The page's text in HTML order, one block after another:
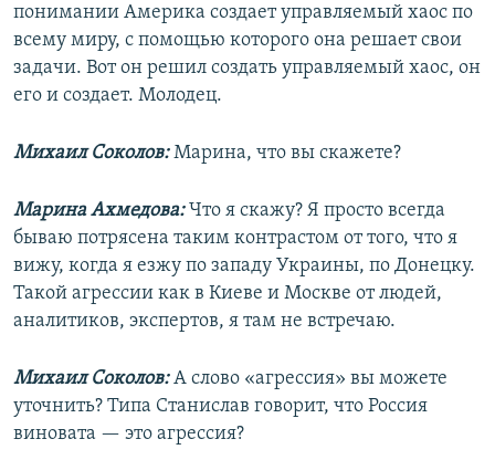
понимании Америка создает управляемый хаос по
всему миру, с помощью которого она решает свои
задачи. Вот он решил создать управляемый хаос, он
его и создает. Молодец.
Михаил Соколов:Марина, что вы скажете?
Марина Ахмедова: Что я скажу? Я просто всегда
бываю потрясена таким контрастом от того, что я
вижу, когда я езжу по западу Украины, по Донецку.
Такой агрессии как в Киеве и Москве от людей,
аналитиков, экспертов, я там не встречаю.
Михаил Соколов:А слово «агрессия» вы можете
уточнить? Типа Станислав говорит, что Россия
виновата — это агрессия?